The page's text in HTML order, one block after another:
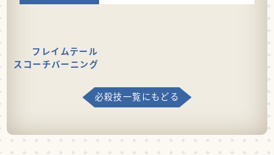
フレイムテール
スコーチバーニング
必殺技一覧にもどる